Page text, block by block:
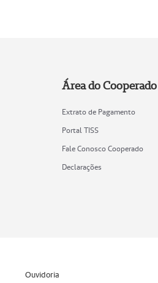
Área do Cooperado
Extrato de Pagamento
Portal TISS
Fale Conosco Cooperado
Declarações
Ouvidoria